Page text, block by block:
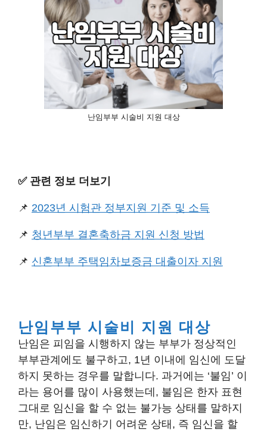
난임부부 시술비 지원 대상
✅️ 관련 정보 더보기
📌 2023년 시험관 정부지원 기준 및 소득
📌 청년부부 결혼축하금 지원 신청 방법
📌 신혼부부 주택임차보증금 대출이자 지원
난임부부 시술비 지원 대상
난임은 피임을 시행하지 않는 부부가 정상적인
부부관계에도 불구하고, 1년 이내에 임신에 도달
하지 못하는 경우를 말합니다. 과거에는 ‘불임’ 이
라는 용어를 많이 사용했는데, 불임은 한자 표현
그대로 임신을 할 수 없는 불가능 상태를 말하지
만, 난임은 임신하기 어려운 상태, 즉 임신을 할